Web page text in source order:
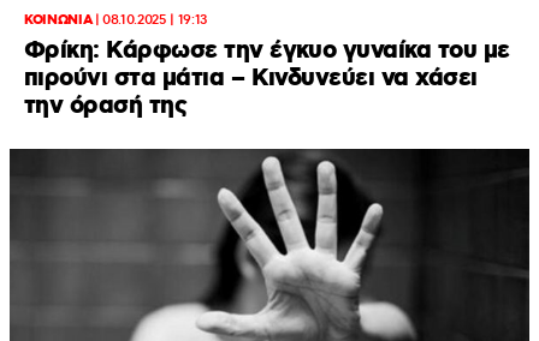
ΚΟΙΝΩΝΙΑ|08.10.2025 | 19:13
Φρίκη: Κάρφωσε την έγκυο γυναίκα του με
πιρούνι στα μάτια – Κινδυνεύει να χάσει
την όρασή της